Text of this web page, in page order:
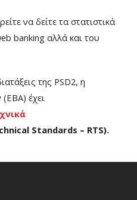
να δείτε τα στατιστικά
banking αλλά και του
της PSD2, η
έχει
Standards – RTS).